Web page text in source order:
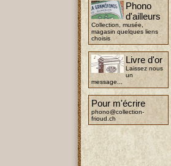
Phono
d'ailleurs
Collection, musée,
magasin quelques liens
choisis
Livre d'or
Laissez nous
un
message...
Pour m'écrire
phono@collection-
frioud.ch